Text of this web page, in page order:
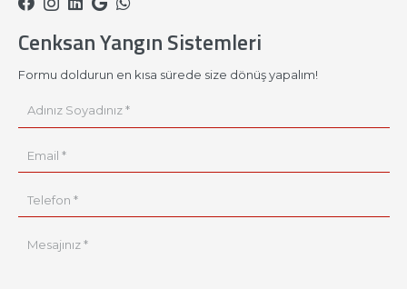
Cenksan Yangın Sistemleri
Formu doldurun en kısa sürede size dönüş yapalım!